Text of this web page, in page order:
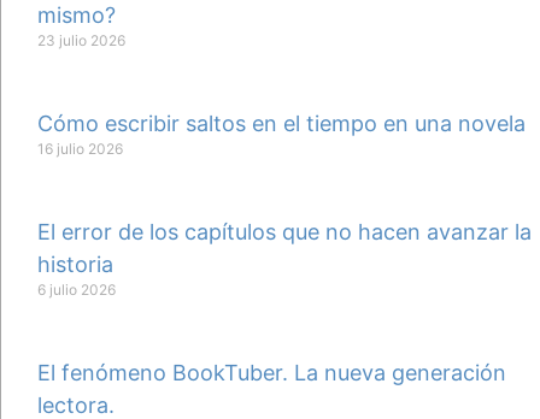
mismo?
23 julio 2026
Cómo escribir saltos en el tiempo en una novela
16 julio 2026
El error de los capítulos que no hacen avanzar la
historia
6 julio 2026
El fenómeno BookTuber. La nueva generación
lectora.